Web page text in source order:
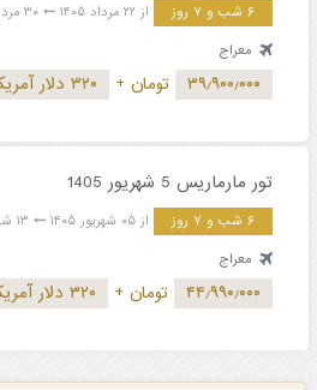
۶ شب و ۷ روز از ۲۲ مرداد ۱۴۰۵
۳۰ مرداد ۱۴۰۵
معراج
۳۹٫۹۰۰٫۰۰۰ تومان + ۳۲۰ دلار آمریکا
تور مارماریس 5 شهریور 1405
۶ شب و ۷ روز از ۰۵ شهریور ۱۴۰۵
۱۳ شهریور ۱۴۰۵
معراج
۴۴٫۹۹۰٫۰۰۰ تومان + ۳۲۰ دلار آمریکا